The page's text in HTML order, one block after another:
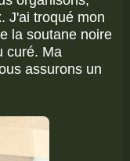
J'ai troqué mon
la soutane noire
curé. Ma
assurons un